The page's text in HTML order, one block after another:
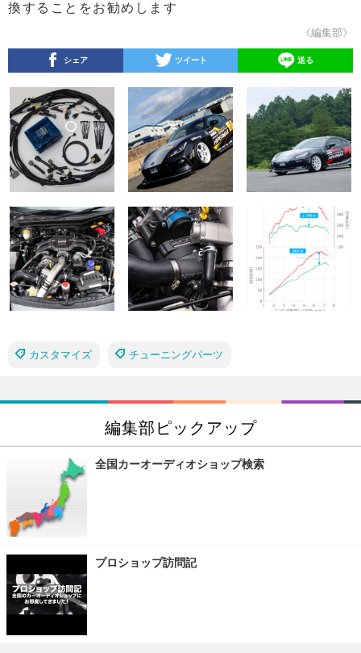
換することをお勧めします
《編集部》
シェア ツイート 送る
カスタマイズ チューニングパーツ
編集部ピックアップ
全国カーオーディオショップ検索
プロショップ訪問記